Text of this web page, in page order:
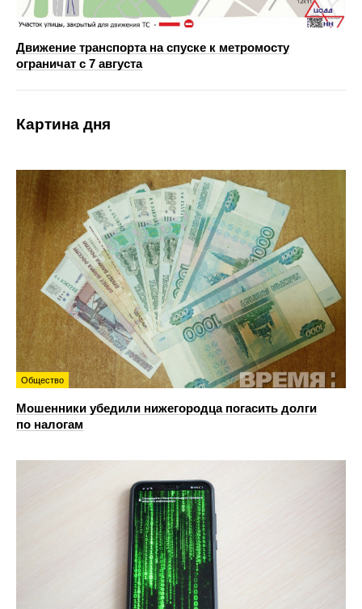
Движение транспорта на спуске к метромосту
ограничат с 7 августа
Картина дня
Общество
Мошенники убедили нижегородца погасить долги
по налогам